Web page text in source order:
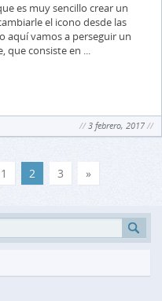
es muy sencillo crear un
el icono desde las
aquí vamos a perseguir un
que consiste en ...
3 febrero, 2017
1 2 3 »